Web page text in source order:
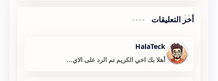
أخر التعليقات
HalaTeck
أهلا بك اخي الكريم تم الرد على الاي...